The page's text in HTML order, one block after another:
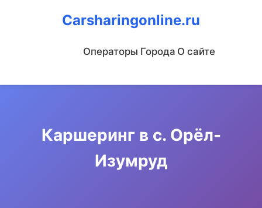
Carsharingonline.ru
Операторы Города О сайте
Каршеринг в с. Орёл-
Изумруд